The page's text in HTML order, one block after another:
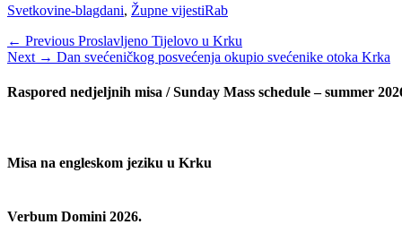
Categories
Svetkovine-blagdani, Župne vijestiTags
Rab
Navigacija
objava
← Previous Previous
post:
Proslavljeno Tijelovo u Krku
Next → Next
Dan svećeničkog posvećenja okupio svećenike otoka Krka
Raspored nedjeljnih misa / Sunday Mass schedule – summer
Misa na engleskom jeziku u Krku
Verbum Domini 2026.